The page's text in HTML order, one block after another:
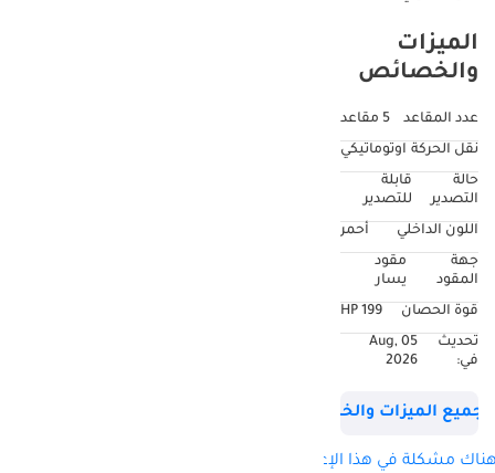
الميزات
والخصائص
عدد المقاعد
5 مقاعد
نقل الحركة اوتوماتيكي
حالة
التصدير
قابلة
للتصدير
اللون الداخلي
أحمر
جهة
المقود
مقود
يسار
قوة الحصان
199 HP
تحديث
في:
05 Aug,
2026
جميع الميزات والخصائص
مشكلة في هذا الإعلان؟